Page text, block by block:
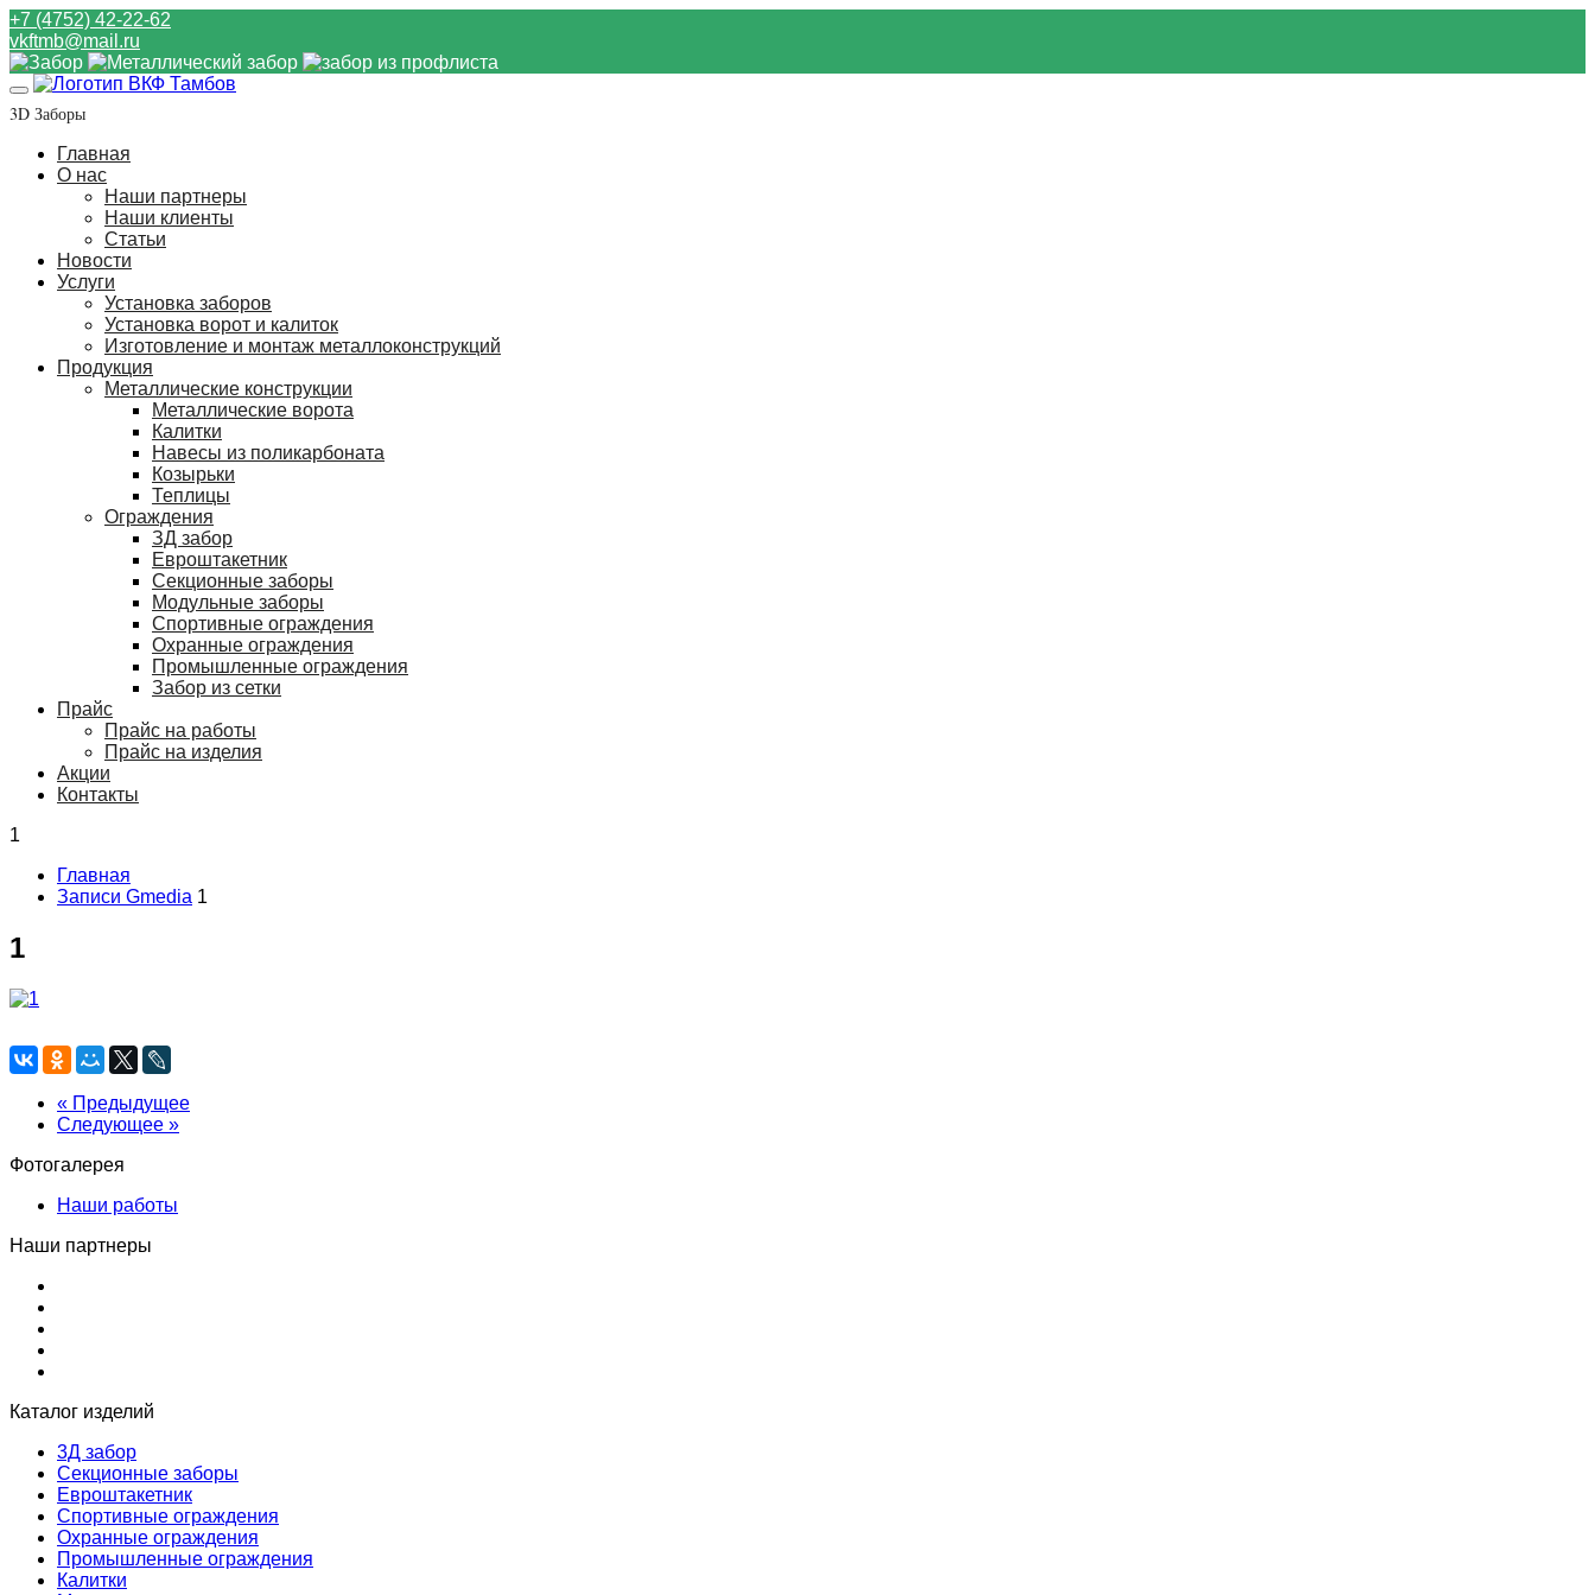
+7 (4752) 42-22-62
vkftmb@mail.ru
3D Заборы
Главная
О нас
Наши партнеры
Наши клиенты
Статьи
Новости
Услуги
Установка заборов
Установка ворот и калиток
Изготовление и монтаж металлоконструкций
Продукция
Металлические конструкции
Металлические ворота
Калитки
Навесы из поликарбоната
Козырьки
Теплицы
Ограждения
ЗД забор
Евроштакетник
Секционные заборы
Модульные заборы
Спортивные ограждения
Охранные ограждения
Промышленные ограждения
Забор из сетки
Прайс
Прайс на работы
Прайс на изделия
Акции
Контакты
1
Главная
Записи Gmedia 1
1
« Предыдущее
Следующее »
Фотогалерея
Наши работы
Наши партнеры
Каталог изделий
3Д забор
Секционные заборы
Евроштакетник
Спортивные ограждения
Охранные ограждения
Промышленные ограждения
Калитки